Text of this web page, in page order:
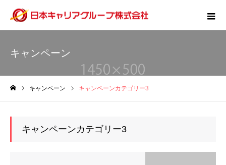
キャンペーン
キャンペーン キャンペーンカテゴリー3
キャンペーンカテゴリー3